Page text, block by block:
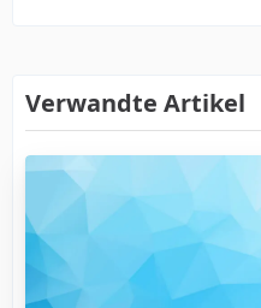
Verwandte Artikel